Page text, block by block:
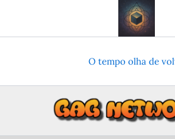
o
O tempo olha de